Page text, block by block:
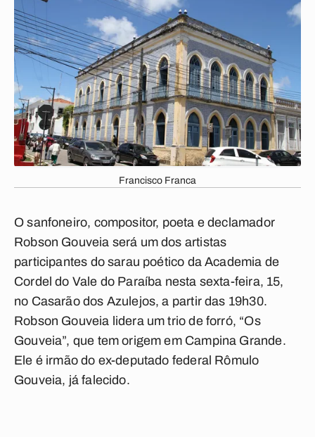
Francisco Franca
O sanfoneiro, compositor, poeta e declamador
Robson Gouveia será um dos artistas
participantes do sarau poético da Academia de
Cordel do Vale do Paraíba nesta sexta-feira, 15,
no Casarão dos Azulejos, a partir das 19h30.
Robson Gouveia lidera um trio de forró, “Os
Gouveia”, que tem origem em Campina Grande.
Ele é irmão do ex-deputado federal Rômulo
Gouveia, já falecido.